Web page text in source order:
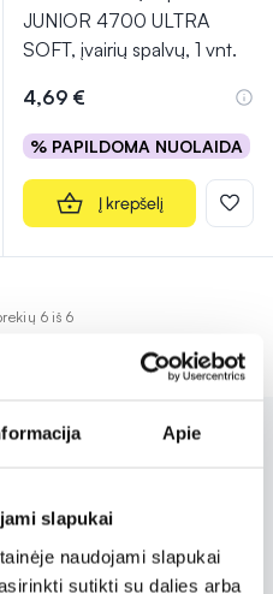
Apie
slapukai
naudojami slapukai
sutikti su dalies arba
JUNIOR 4700 ULTRA
SOFT, įvairių spalvų, 1 vnt.
4,69 €
% PAPILDOMA NUOLAIDA
Į krepšelį
6 iš 6
priemonių prekių
šypsenai. WOOM
šepetėlius, dantų